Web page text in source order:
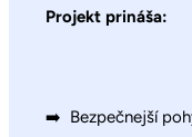
Projekt prináša:
➡️ Bezpečnejší